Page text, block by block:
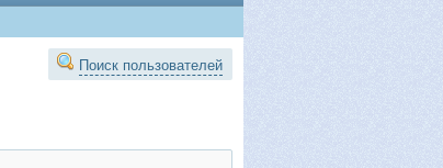
Поиск пользователей